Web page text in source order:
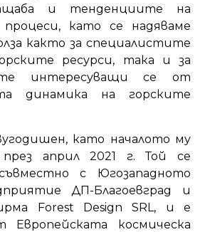
и тенденциите на
като се надяваме
както за специалистите
ресурси, така и за
интересуващи се от
динамика на горските
като началото му
април 2021 г. Той се
с Югозападното
ДП-Благоевград и
Forest Design SRL, и е
Европейската космическа